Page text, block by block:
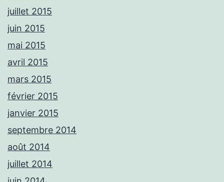
juillet 2015
juin 2015
mai 2015
avril 2015
mars 2015
février 2015
janvier 2015
septembre 2014
août 2014
juillet 2014